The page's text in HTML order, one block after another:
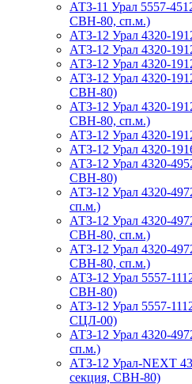
АТЗ-11 Урал 5557-
СВН-80, сп.м.)
АТЗ-12 Урал 4320-
АТЗ-12 Урал 4320-
АТЗ-12 Урал 4320-
АТЗ-12 Урал 4320-
СВН-80)
АТЗ-12 Урал 4320-
СВН-80, сп.м.)
АТЗ-12 Урал 4320-
АТЗ-12 Урал 4320-
АТЗ-12 Урал 4320-
СВН-80)
АТЗ-12 Урал 4320-
сп.м.)
АТЗ-12 Урал 4320-
СВН-80, сп.м.)
АТЗ-12 Урал 4320-
СВН-80, сп.м.)
АТЗ-12 Урал 5557-
СВН-80)
АТЗ-12 Урал 5557-
СЦЛ-00)
АТЗ-12 Урал 4320-
сп.м.)
АТЗ-12 Урал-NEXT
секция, СВН-80)